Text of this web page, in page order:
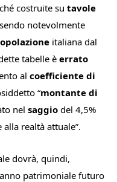
costruite su tavole
notevolmente
italiana dal
tabelle è errato
al coefficiente di
“montante di
nel saggio del 4,5%
realtà attuale”.
dovrà, quindi,
patrimoniale futuro